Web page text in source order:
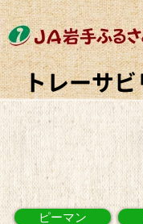
ピーマン